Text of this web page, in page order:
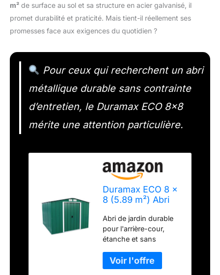
m² de surface au sol et sa structure en acier galvanisé, il
promet durabilité et praticité. Mais tient-il réellement ses
promesses face aux exigences du quotidien ?
Pour ceux qui recherchent un abri
métallique durable sans contrainte
d’entretien, le Duramax ECO 8×8
mérite une attention particulière.
Duramax ECO 8 x
8 (5.89 m²) Abri
Galvanisé à
Chaud, Abri de
Stockage d'Outils,
Structure de Toit
Renforcée, Abri en
Métal Sans
Abri de jardin durable
pour l'arrière-cour,
étanche et sans
coulissantes doubles
larges et hautes;